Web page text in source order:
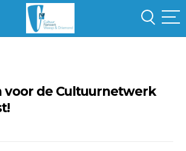
voor de Cultuurnetwerk